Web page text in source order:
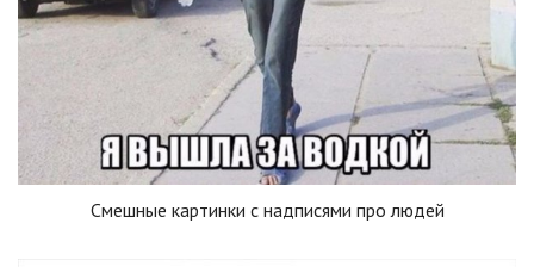
Смешные картинки с надписями про людей